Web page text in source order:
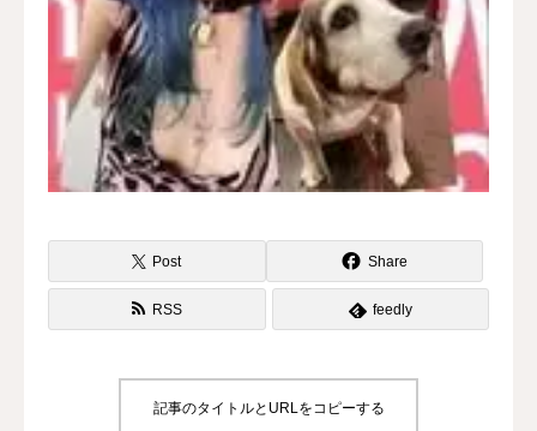
Post Share
RSS feedly
記事のタイトルとURLをコピーする
第三種再生医療
再生医療ネットワーク